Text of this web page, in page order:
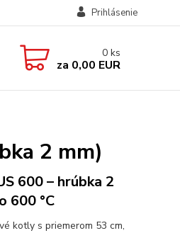
Prihlásenie
0 ks
za 0,00 EUR
2 mm)
600 – hrúbka 2
600 °C
kotly s priemerom 53 cm,